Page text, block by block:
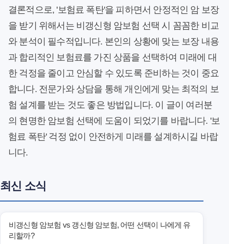
결론적으로, '보험료 폭탄'을 피하면서 안정적인 암 보장
을 받기 위해서는 비갱신형 암보험 선택 시 꼼꼼한 비교
와 분석이 필수적입니다. 본인의 상황에 맞는 보장 내용
과 합리적인 보험료를 가진 상품을 선택하여 미래에 대
한 걱정을 줄이고 안심할 수 있도록 준비하는 것이 중요
합니다. 전문가와 상담을 통해 개인에게 맞는 최적의 보
험 설계를 받는 것도 좋은 방법입니다. 이 글이 여러분
의 현명한 암보험 선택에 도움이 되었기를 바랍니다. '보
험료 폭탄' 걱정 없이 안전하게 미래를 설계하시길 바랍
니다.
최신 소식
비갱신형 암보험 vs 갱신형 암보험, 어떤 선택이 나에게 유
리할까?